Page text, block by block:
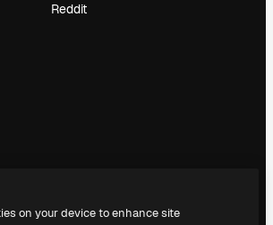
Reddit
on your device to enhance site